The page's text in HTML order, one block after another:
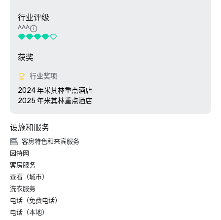
行业评级
AAA
获奖
行业奖项
2024 年米其林重点酒店
2025 年米其林重点酒店
设施和服务
客房特色和来宾服务
因特网
客房服务
查看（城市）
洗衣服务
电话（免费电话）
电话（本地）